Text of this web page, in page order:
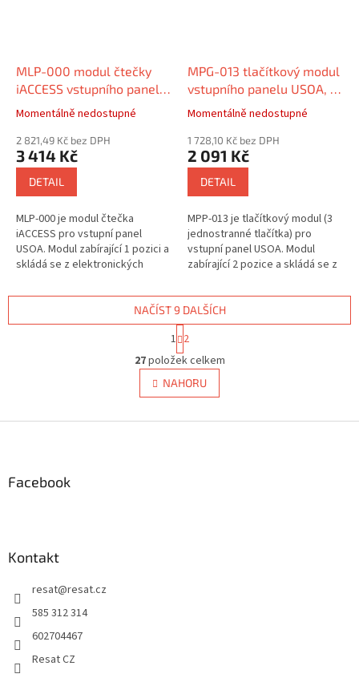
MLP-000 modul čtečky
iACCESS vstupního panelu
USOA, 1 pozice, systém 2v
Momentálně nedostupné
2 821,49 Kč bez DPH
3 414 Kč
DETAIL
MLP-000 je modul čtečka
iACCESS pro vstupní panel
USOA. Modul zabírající 1 pozici a
skládá se z elektronických
CLP-000. Různí držitelé klíčů
MPG-013 tlačítkový modul
vstupního panelu USOA, 3
jednostranné, 2 pozice,
Momentálně nedostupné
1 728,10 Kč bez DPH
2 091 Kč
DETAIL
MPP-013 je tlačítkový modul (3
jednostranné tlačítka) pro
vstupní panel USOA. Modul
zabírající 2 pozice a skládá se z
a EPP-012 a čelního skla...
O
v
l
á
NAČÍST 9 DALŠÍCH
t
r
á
n
k
v
1 2
27položek celkem
NAHORU
Facebook
Kontakt
resat@resat.cz
585 312 314
602704467
Resat CZ